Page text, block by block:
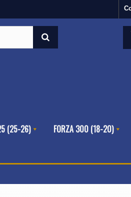
(25-26) FORZA 300 (18-20)